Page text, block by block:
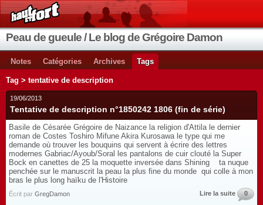
Peau de gueule / Le blog de Grégoire Damon
Notes Catégories Archives Tags
Tag > tentative de description
19/06/2013
Tentative de description n°1850242 1806 (fin de série)
Basile de Césarée Grégoire de Naizance la religion d'Attila le dernier
roman de Costes Toshiro Mifune Akira Kurosawa le type qui me
demande où trouver les bouquins qui servent à écrire des lettres
modernes Gabriac/Ayoub/Soral les pantalons de cuir clouté la Super
Bock en canettes de 25 la moquette inversée dans Shining ta nuque
penchée sur le manuscrit la peau la plus fine du monde qui colle à mon
bras le plus long haïku de l'Histoire
Écrit par GregDamon Lire la suite 0